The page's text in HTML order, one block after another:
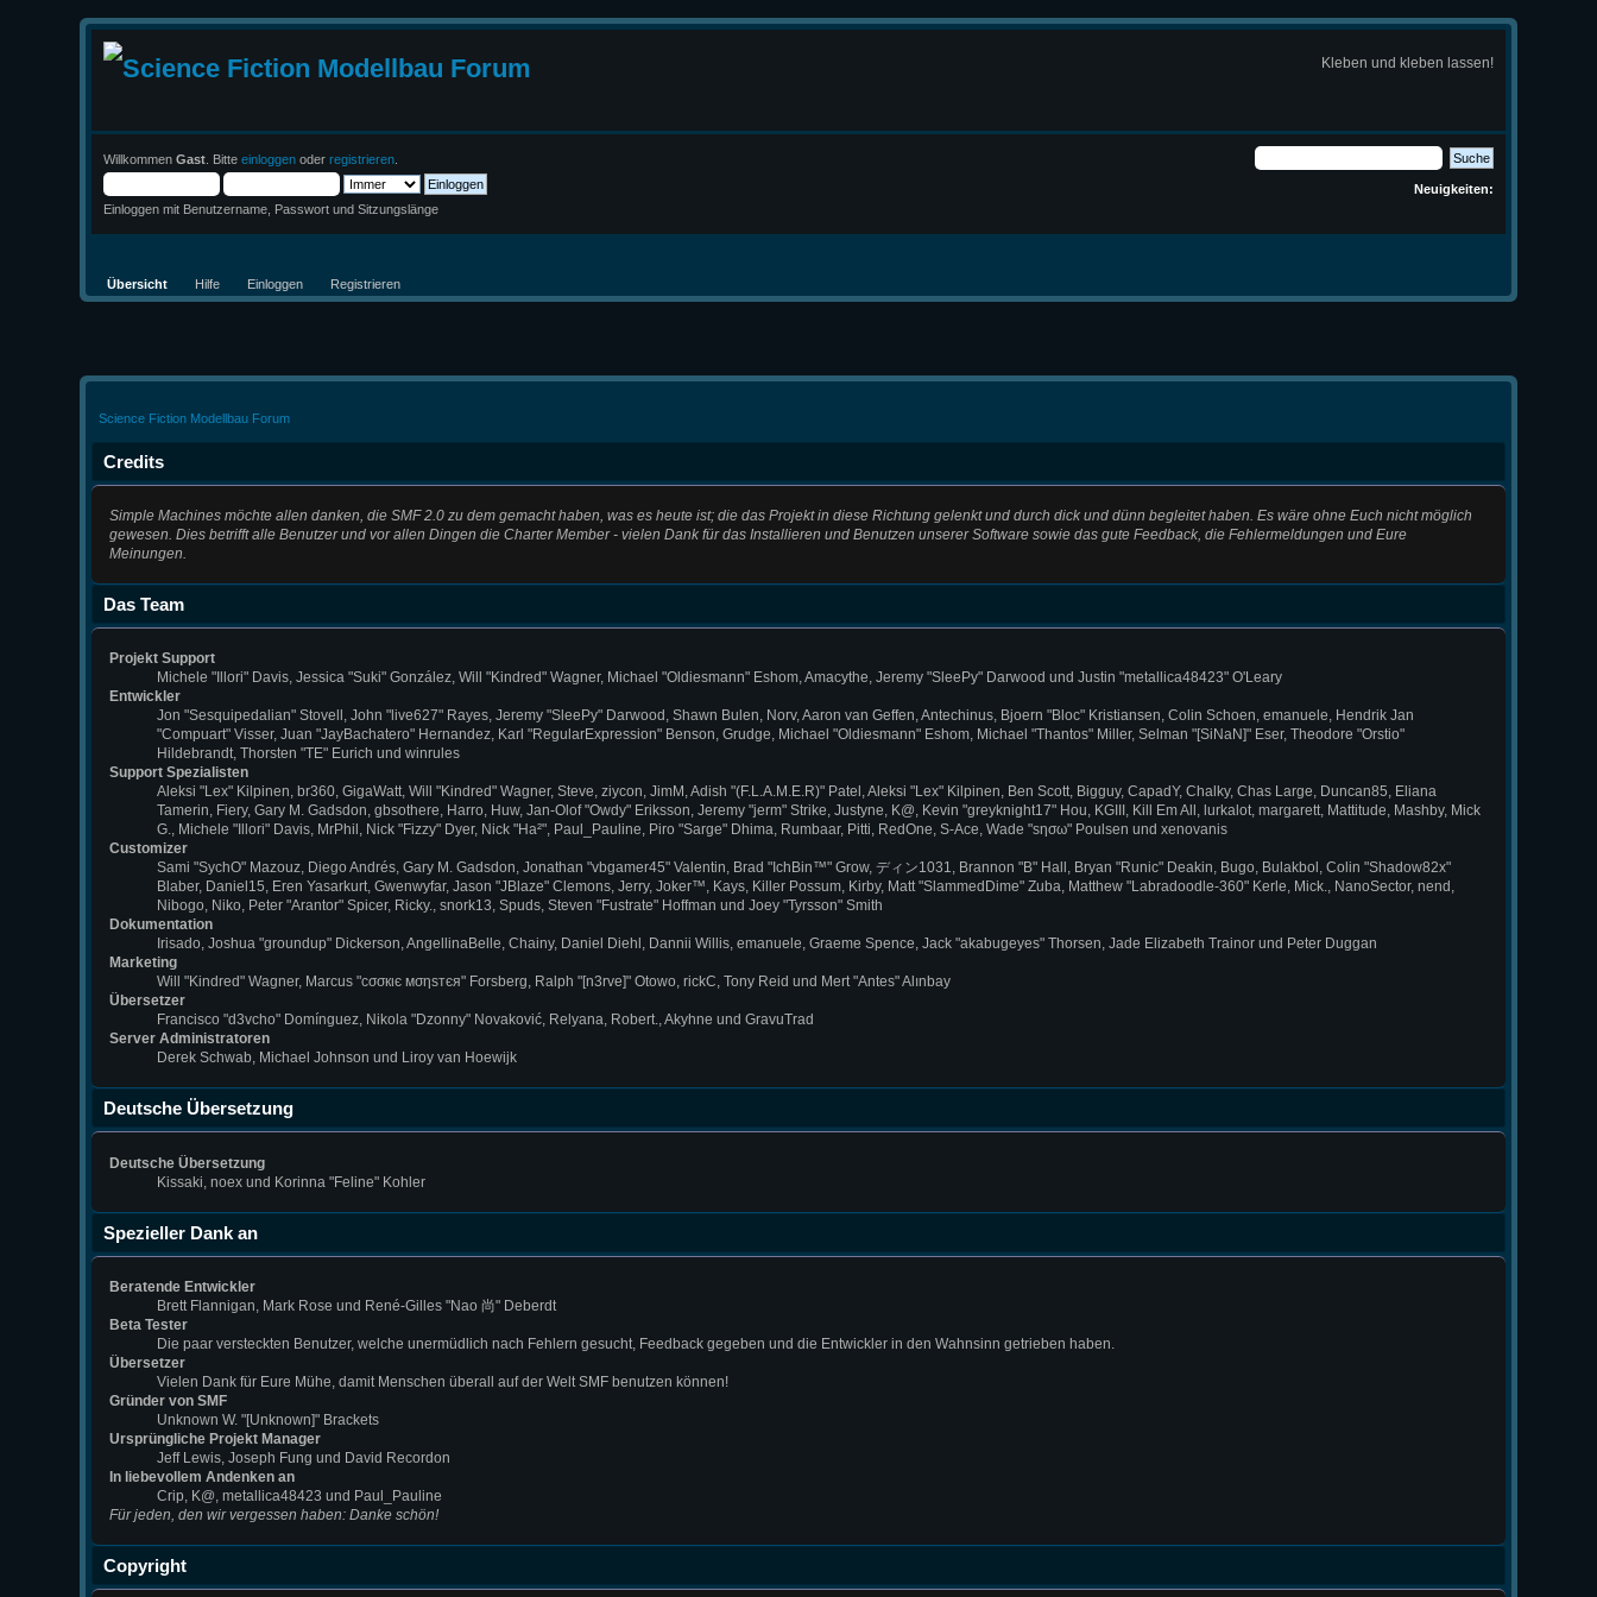
Kleben und kleben lassen!
WillkommenGast . Bitteeinloggen oderregistrieren
Einloggen mit Benutzername, Passwort und Sitzungslänge
Neuigkeiten:
Übersicht Hilfe Einloggen Registrieren
Science Fiction Modellbau Forum
Credits
Simple Machines möchte allen danken, die SMF 2.0 zu dem gemacht haben, was es heute ist; die das Projekt in diese Richtung gelenkt und durch dick und dünn begleitet haben. Es wäre ohne Euch nicht möglich
gewesen. Dies betrifft alle Benutzer und vor allen Dingen die Charter Member - vielen Dank für das Installieren und Benutzen unserer Software sowie das gute Feedback, die Fehlermeldungen und Eure
Meinungen.
Das Team
Projekt Support
Michele "Illori" Davis, Jessica "Suki" González, Will "Kindred" Wagner, Michael "Oldiesmann" Eshom, Amacythe, Jeremy "SleePy" Darwood und Justin "metallica48423" O'Leary
Entwickler
Jon "Sesquipedalian" Stovell, John "live627" Rayes, Jeremy "SleePy" Darwood, Shawn Bulen, Norv, Aaron van Geffen, Antechinus, Bjoern "Bloc" Kristiansen, Colin Schoen, emanuele, Hendrik Jan
"Compuart" Visser, Juan "JayBachatero" Hernandez, Karl "RegularExpression" Benson, Grudge, Michael "Oldiesmann" Eshom, Michael "Thantos" Miller, Selman "[SiNaN]" Eser, Theodore "Orstio"
Hildebrandt, Thorsten "TE" Eurich und winrules
Support Spezialisten
Aleksi "Lex" Kilpinen, br360, GigaWatt, Will "Kindred" Wagner, Steve, ziycon, JimM, Adish "(F.L.A.M.E.R)" Patel, Aleksi "Lex" Kilpinen, Ben Scott, Bigguy, CapadY, Chalky, Chas Large, Duncan85, Eliana
Tamerin, Fiery, Gary M. Gadsdon, gbsothere, Harro, Huw, Jan-Olof "Owdy" Eriksson, Jeremy "jerm" Strike, Justyne, K@, Kevin "greyknight17" Hou, KGIII, Kill Em All, lurkalot, margarett, Mattitude, Mashby, Mick
G., Michele "Illori" Davis, MrPhil, Nick "Fizzy" Dyer, Nick "Ha²", Paul_Pauline, Piro "Sarge" Dhima, Rumbaar, Pitti, RedOne, S-Ace, Wade "sησω" Poulsen und xenovanis
Customizer
Sami "SychO" Mazouz, Diego Andrés, Gary M. Gadsdon, Jonathan "vbgamer45" Valentin, Brad "IchBin™" Grow, ディン1031, Brannon "B" Hall, Bryan "Runic" Deakin, Bugo, Bulakbol, Colin "Shadow82x"
Blaber, Daniel15, Eren Yasarkurt, Gwenwyfar, Jason "JBlaze" Clemons, Jerry, Joker™, Kays, Killer Possum, Kirby, Matt "SlammedDime" Zuba, Matthew "Labradoodle-360" Kerle, Mick., NanoSector, nend,
Nibogo, Niko, Peter "Arantor" Spicer, Ricky., snork13, Spuds, Steven "Fustrate" Hoffman und Joey "Tyrsson" Smith
Dokumentation
Irisado, Joshua "groundup" Dickerson, AngellinaBelle, Chainy, Daniel Diehl, Dannii Willis, emanuele, Graeme Spence, Jack "akabugeyes" Thorsen, Jade Elizabeth Trainor und Peter Duggan
Marketing
Will "Kindred" Wagner, Marcus "cσσкιє мσηѕтєя" Forsberg, Ralph "[n3rve]" Otowo, rickC, Tony Reid und Mert "Antes" Alınbay
Übersetzer
Francisco "d3vcho" Domínguez, Nikola "Dzonny" Novaković, Relyana, Robert., Akyhne und GravuTrad
Server Administratoren
Derek Schwab, Michael Johnson und Liroy van Hoewijk
Deutsche Übersetzung
Deutsche Übersetzung
Kissaki, noex und Korinna "Feline" Kohler
Spezieller Dank an
Beratende Entwickler
Brett Flannigan, Mark Rose und René-Gilles "Nao 尚" Deberdt
Beta Tester
Die paar versteckten Benutzer, welche unermüdlich nach Fehlern gesucht, Feedback gegeben und die Entwickler in den Wahnsinn getrieben haben.
Übersetzer
Vielen Dank für Eure Mühe, damit Menschen überall auf der Welt SMF benutzen können!
Gründer von SMF
Unknown W. "[Unknown]" Brackets
Ursprüngliche Projekt Manager
Jeff Lewis, Joseph Fung und David Recordon
In liebevollem Andenken an
Crip, K@, metallica48423 und Paul_Pauline
Für jeden, den wir vergessen haben: Danke schön!
Copyright